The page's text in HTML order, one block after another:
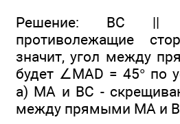
Решение: ВС
противолежащие
значит, угол между
будет ∠MAD = 45° по
а) МА и ВС -
между прямыми МА и